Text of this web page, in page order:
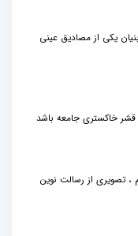
یکی از مصادیق عینی
قشر خاکستری جامعه باشد
تصویری از رسالت نوین